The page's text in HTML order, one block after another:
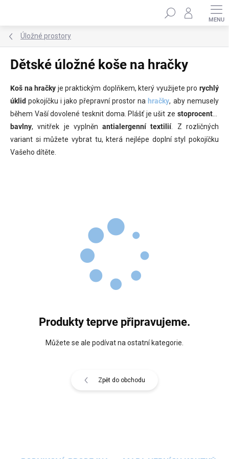
Hledat
Úložné prostory
Dětské úložné koše na hračky
Koš na hračky je praktickým doplňkem, který využijete pro rychlý
úklid pokojíčku i jako přepravní prostor na hračky, aby nemusely
během Vaší dovolené tesknit doma. Plášť je ušit ze stoprocentní
bavlny, vnitřek je vyplněn antialergenní textilií. Z rozličných
variant si můžete vybrat tu, která nejlépe doplní styl pokojíčku
Vašeho dítěte.
Produkty teprve připravujeme.
Můžete se ale podívat na ostatní kategorie.
Zpět do obchodu